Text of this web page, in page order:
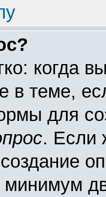
когда
в теме,
для
. Если
минимум